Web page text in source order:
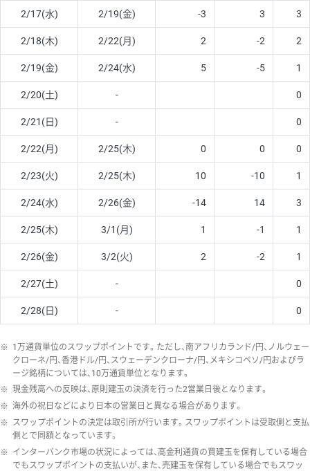
2/17(水) 2/19(金) -3 3 3
2/18(木) 2/22(月) 2 -2 2
2/19(金) 2/24(水) 5 -5 1
2/20(土) - 0
2/21(日) - 0
2/22(月) 2/25(木) 0 0 0
2/23(火) 2/25(木) 10 -10 1
2/24(水) 2/26(金) -14 14 3
2/25(木) 3/1(月) 1 -1 1
2/26(金) 3/2(火) 2 -2 1
2/27(土) - 0
2/28(日) - 0
※ 1万通貨単位のスワップポイントです。ただし、南アフリカランド/円、ノルウェー
クローネ/円、香港ドル/円、スウェーデンクローナ/円、メキシコペソ/円およびラ
ージ銘柄については、10万通貨単位となります。
※ 現金残高への反映は、原則建玉の決済を行った2営業日後となります。
※ 海外の祝日などにより日本の営業日と異なる場合があります。
※ スワップポイントの決定は取引所が行います。スワップポイントは受取側と支払
側とで同額となっています。
※ インターバンク市場の状況によっては、高金利通貨の買建玉を保有している場合
でもスワップポイントの支払いが、また、売建玉を保有している場合でもスワッ